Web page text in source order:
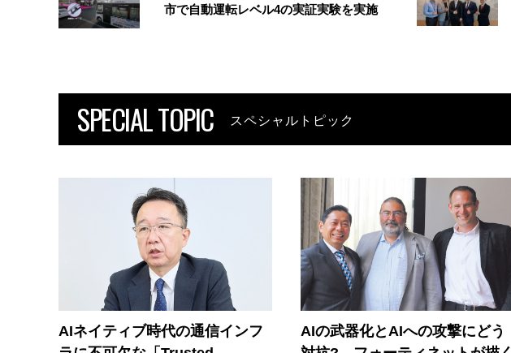
市で自動運転レベル4の実証実験を実施
SPECIAL TOPIC スペシャルトピック
AIネイティブ時代の通信インフ
AIの武器化とAIへの攻撃にどう